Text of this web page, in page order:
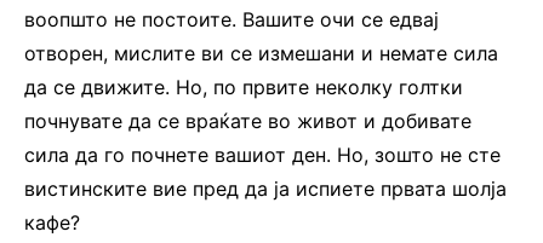
воопшто не постоите. Вашите очи се едвај
отворен, мислите ви се измешани и немате сила
да се движите. Но, по првите неколку голтки
почнувате да се враќате во живот и добивате
сила да го почнете вашиот ден. Но, зошто не сте
вистинските вие пред да ја испиете првата шолја
кафе?